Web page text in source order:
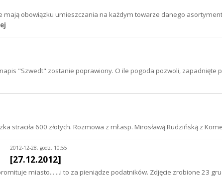
mają obowiązku umieszczania na każdym towarze danego
"Szwedt" zostanie poprawiony. O ile pogoda pozwoli, zapadnięte
straciła 600 złotych. Rozmowa z mł.asp. Mirosławą Rudzińską z
2012-12-28, godz. 10:55
[27.12.2012]
miasto... ...i to za pieniądze podatników. Zdjęcie zrobione 23